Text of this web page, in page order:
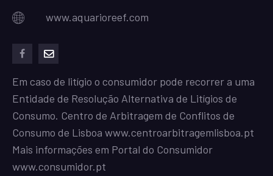
www.aquarioreef.com
Em caso de litígio o consumidor pode recorrer a uma
Entidade de Resolução Alternativa de Litígios de
Consumo. Centro de Arbitragem de Conflitos de
Consumo de Lisboa www.centroarbitragemlisboa.pt
Mais informações em Portal do Consumidor
www.consumidor.pt